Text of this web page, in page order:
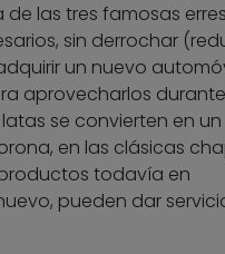
las tres famosas
sin derrochar
un nuevo
aprovecharlos
se convierten en un
en las clásicas
todavía en
pueden dar